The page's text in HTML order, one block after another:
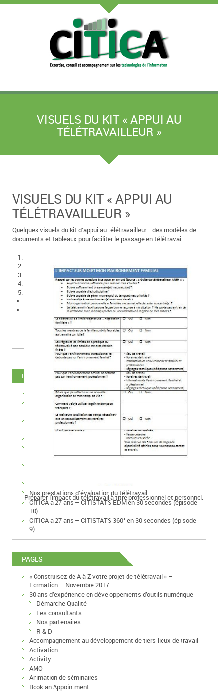
VISUELS DU KIT « APPUI AU
TÉLÉTRAVAILLEUR »
VISUELS DU KIT « APPUI AU
TÉLÉTRAVAILLEUR »
Quelques visuels du kit d’appui au télétravailleur : des modèles de
documents et tableaux pour faciliter le passage en télétravail.
Préparer l'impact du télétravail à titre professionnel et personnel.
RECENT POSTS
Devenez Émetteur de micro-certifications avec Micro-Certif
CITISTATS CARTO, un moteur de cartographie 100%
personnalisable
Découvrez nos 5 logiciels Windows pour toutes vos études
de marché
Présentation du module de cartographie de CITISTATS
Avec CITISTATS, construisez vos études de marché et
business plan
Nos prestations d’évaluation du télétravail
CITICA a 27 ans – CITISTATS EDM en 30 secondes (épisode
10)
CITICA a 27 ans – CITISTATS 360° en 30 secondes (épisode
9)
PAGES
« Construisez de A à Z votre projet de télétravail » –
Formation – Novembre 2017
30 ans d’expérience en développements d’outils numérique
Démarche Qualité
Les consultants
Nos partenaires
R & D
Accompagnement au développement de tiers-lieux de travail
Activation
Activity
AMO
Animation de séminaires
Book an Appointment